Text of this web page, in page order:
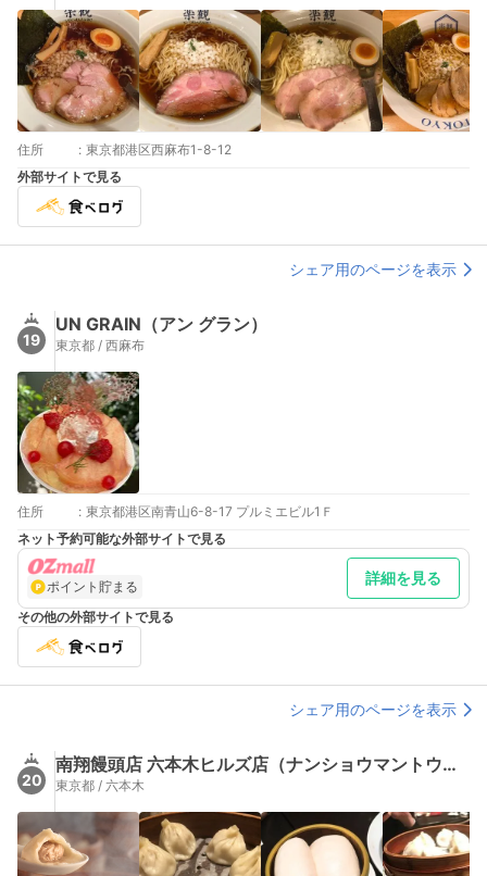
住所 : 東京都港区西麻布1-8-12
外部サイトで見る
シェア用のページを表示
19
UN GRAIN（アン グラン）
東京都 / 西麻布
住所 : 東京都港区南青山6-8-17 プルミエビル1Ｆ
ネット予約可能な外部サイトで見る
ポイント貯まる 詳細を見る
その他の外部サイトで見る
シェア用のページを表示
20
南翔饅頭店 六本木ヒルズ店（ナンショウマントウテン）
東京都 / 六本木